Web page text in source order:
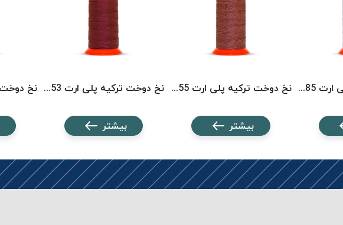
نخ دوخت ترکیه پلی ارت 8585 POLYART نخ دوخت ترکیه پلی ارت 8355 POLYART
بیشتر
نخ دوخت ترکیه پلی ارت 8153 POLYART
بیشتر